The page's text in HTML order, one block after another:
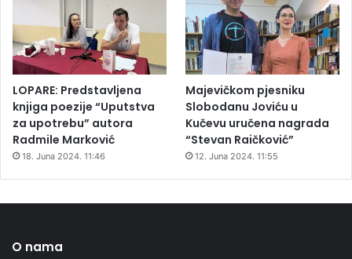
LOPARE: Predstavljena
knjiga poezije “Uputstva
za upotrebu” autora
Radmile Marković
18. Juna 2024. 11:46
Majevičkom pjesniku
Slobodanu Joviću u
Kučevu uručena nagrada
“Stevan Raičković”
12. Juna 2024. 11:55
O nama